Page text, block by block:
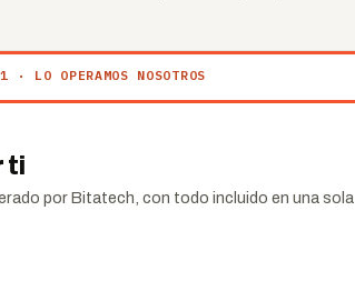
· LO OPERAMOS NOSOTROS
ti
por Bitatech, con todo incluido en una sola